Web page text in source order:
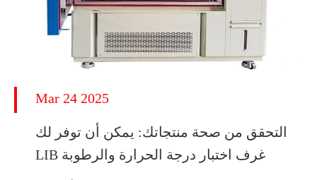
Mar 24 2025
التحقق من صحة منتجاتك: يمكن أن توفر لك
LIB غرف اختبار درجة الحرارة والرطوبة